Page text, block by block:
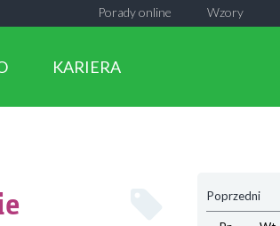
Wzory
Porady online
KARIERA
Poprzedni